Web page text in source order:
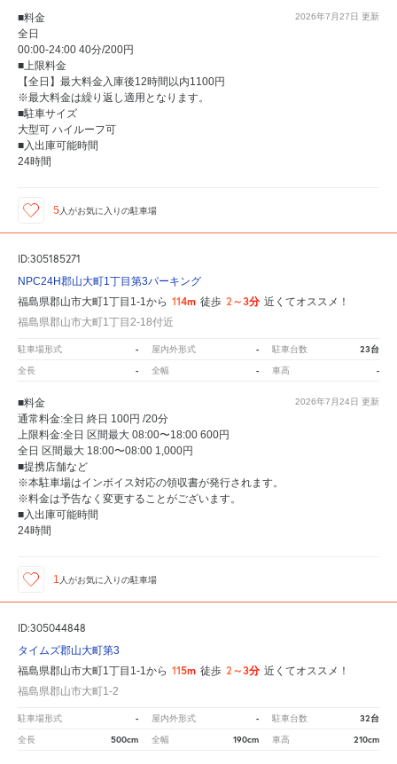
2026年7月27日 更新
■料金
全日
00:00-24:00 40分/200円
■上限料金
【全日】最大料金入庫後12時間以内1100円
※最大料金は繰り返し適用となります。
■駐車サイズ
大型可 ハイルーフ可
■入出庫可能時間
24時間
5 人がお気に入りの駐車場
ID:305185271
NPC24H郡山大町1丁目第3パーキング
福島県郡山市大町1丁目1-1から 114m 徒歩 2～3分 近くてオススメ！
福島県郡山市大町1丁目2-18付近
駐車場形式 - 屋内外形式 - 駐車台数 23台
全長 - 全幅 - 車高 -
2026年7月24日 更新
■料金
通常料金:全日 終日 100円 /20分
上限料金:全日 区間最大 08:00〜18:00 600円
全日 区間最大 18:00〜08:00 1,000円
■提携店舗など
※本駐車場はインボイス対応の領収書が発行されます。
※料金は予告なく変更することがございます。
■入出庫可能時間
24時間
1 人がお気に入りの駐車場
ID:305044848
タイムズ郡山大町第3
福島県郡山市大町1丁目1-1から 115m 徒歩 2～3分 近くてオススメ！
福島県郡山市大町1-2
駐車場形式 - 屋内外形式 - 駐車台数 32台
全長 500cm 全幅 190cm 車高 210cm